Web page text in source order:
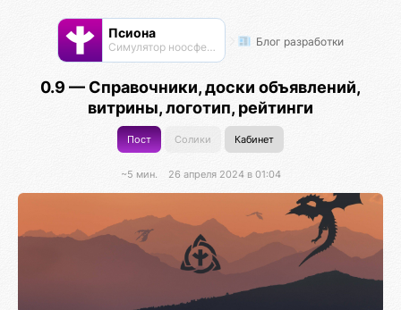
Псиона
Cимулятор ноосферы Блог разработки
0.9 — Справочники, доски объявлений,
витрины, логотип, рейтинги
Пост Солики Кабинет
~5 мин. 26 апреля 2024 в 01:04